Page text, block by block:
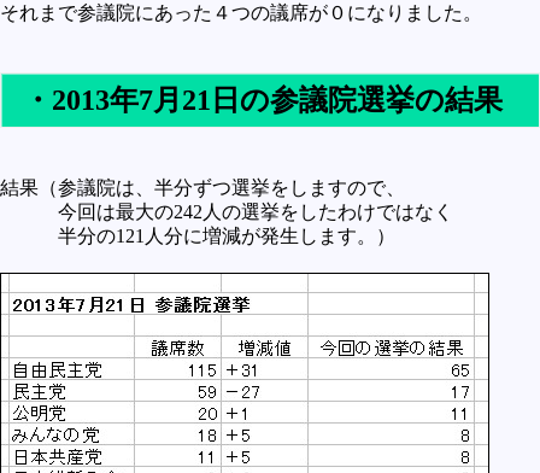
それまで参議院にあった４つの議席が０になりました。
・2013年7月21日の参議院選挙の結果
結果（参議院は、半分ずつ選挙をしますので、
今回は最大の242人の選挙をしたわけではなく
半分の121人分に増減が発生します。）